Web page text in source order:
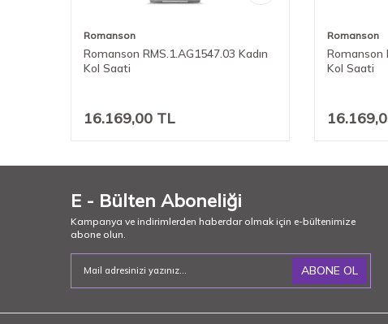
Romanson
Romanson RMS.1.AG1547.03 Kadın
Kol Saati
16.169,00 TL
Romanson
Romanson
Kol Saati
E - Bülten Aboneliği
Kampanya ve indirimlerden haberdar olmak için e-bültenimize
abone olun.
ABONE OL